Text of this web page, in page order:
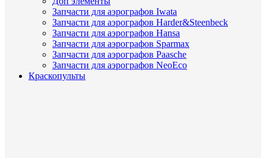
Запчасти для аэрографов Iwata
Запчасти для аэрографов Harder&Steenbeck
Запчасти для аэрографов Hansa
Запчасти для аэрографов Sparmax
Запчасти для аэрографов Paasche
Запчасти для аэрографов NeoEco
Краскопульты